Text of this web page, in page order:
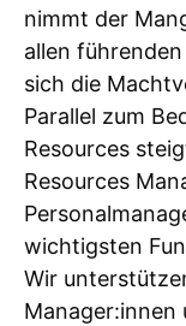
nimmt der
allen
sich die
Parallel zum
Resources
Resources
wichtigsten
Wir
Manager:innen